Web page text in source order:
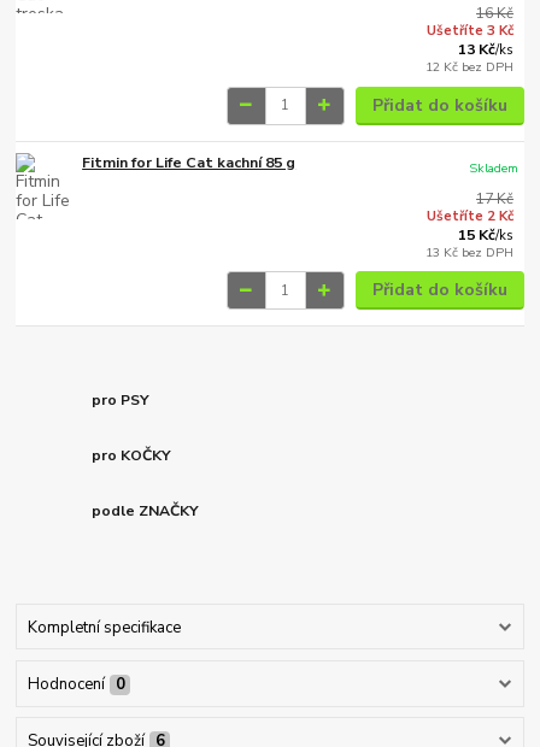
16 Kč
Ušetříte 3 Kč
13 Kč/ks
12 Kč bez DPH
Přidat do košíku
Fitmin for Life Cat kachní 85 g
17 Kč
Ušetříte 2 Kč
15 Kč/ks
13 Kč bez DPH
Skladem
Přidat do košíku
pro PSY
pro KOČKY
podle ZNAČKY
Kompletní specifikace
Hodnocení 0
Související zboží 6